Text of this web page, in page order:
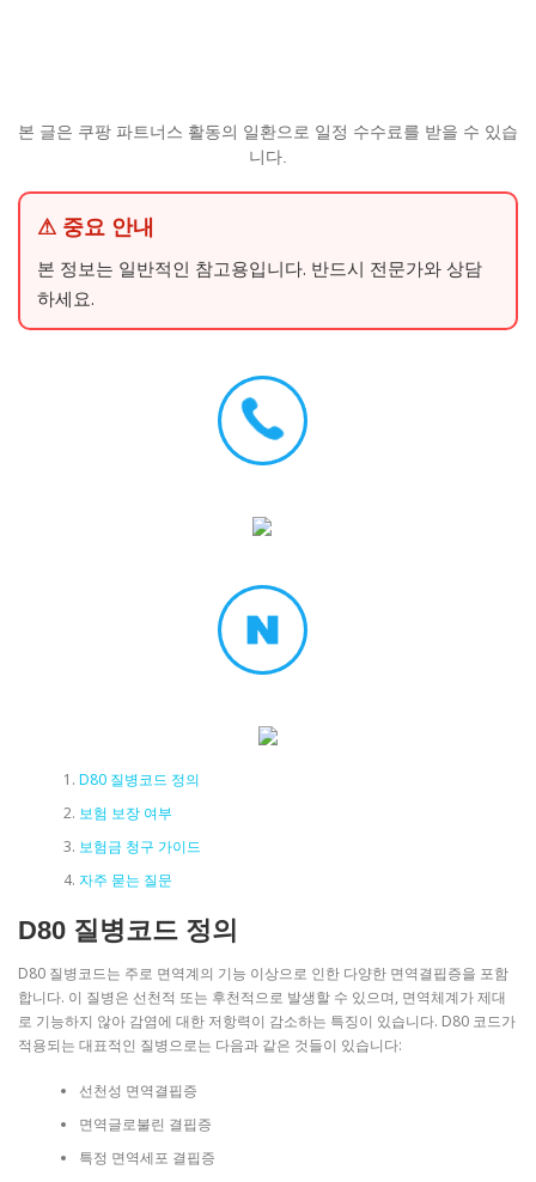
본 글은 쿠팡 파트너스 활동의 일환으로 일정 수수료를 받을 수 있습
니다.
⚠ 중요 안내
본 정보는 일반적인 참고용입니다. 반드시 전문가와 상담
하세요.
D80 질병코드 정의
보험 보장 여부
보험금 청구 가이드
자주 묻는 질문
D80 질병코드 정의
D80 질병코드는 주로 면역계의 기능 이상으로 인한 다양한 면역결핍증을 포함
합니다. 이 질병은 선천적 또는 후천적으로 발생할 수 있으며, 면역체계가 제대
로 기능하지 않아 감염에 대한 저항력이 감소하는 특징이 있습니다. D80 코드가
적용되는 대표적인 질병으로는 다음과 같은 것들이 있습니다:
선천성 면역결핍증
면역글로불린 결핍증
특정 면역세포 결핍증